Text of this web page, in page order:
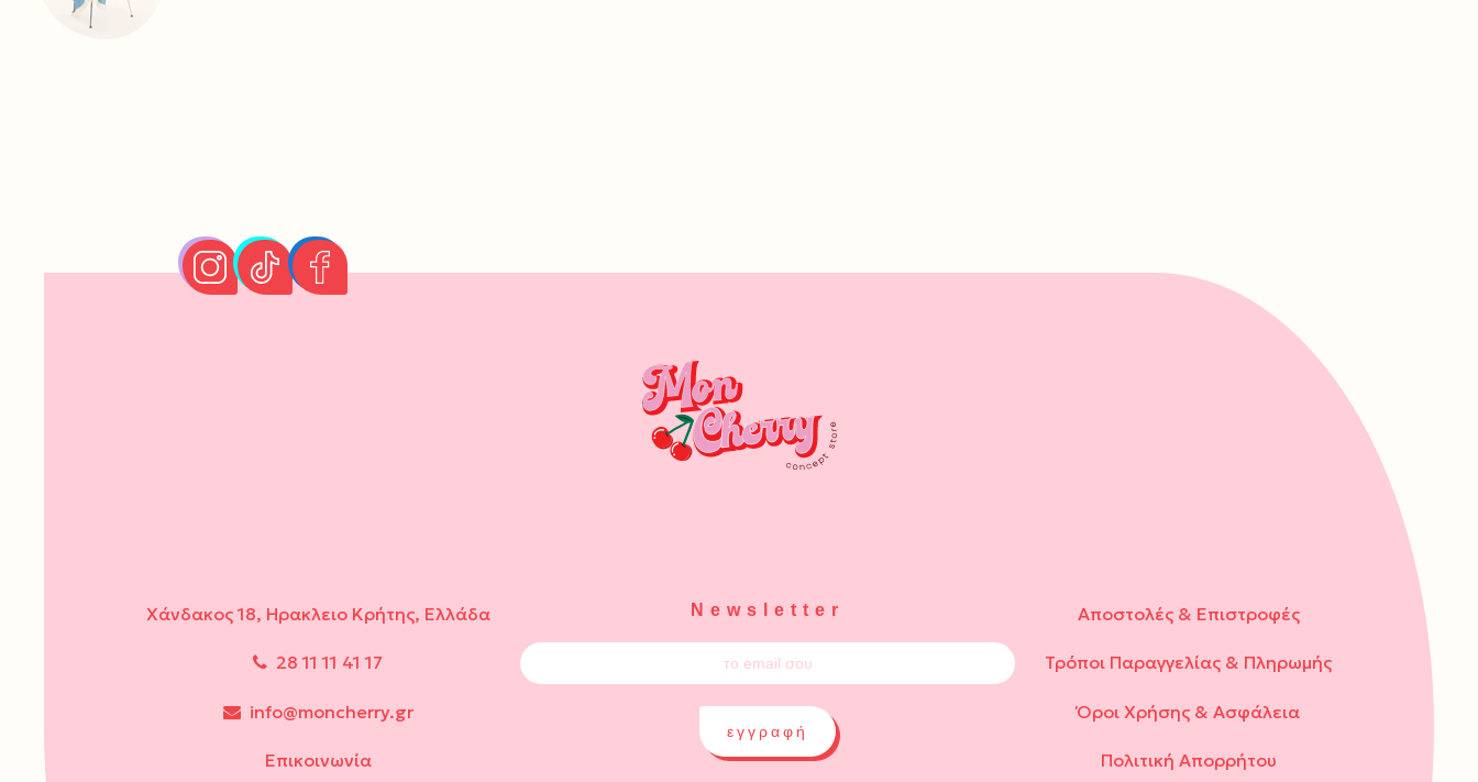
Χάνδακος 18, Ηρακλειο Κρήτης, Ελλάδα
28 11 11 41 17
info@moncherry.gr
Επικοινωνία
Newsletter
εγγραφή
Αποστολές & Επιστροφές
Τρόποι Παραγγελίας & Πληρωμής
Όροι Χρήσης & Ασφάλεια
Πολιτική Απορρήτου